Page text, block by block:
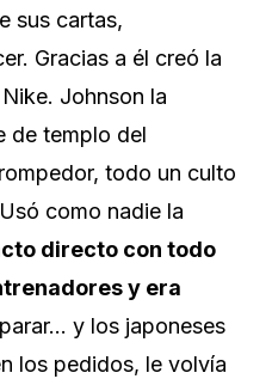
sus cartas,
Gracias a él creó la
Johnson la
de templo del
todo un culto
como nadie la
directo con todo
y era
y los japoneses
los pedidos, le volvía